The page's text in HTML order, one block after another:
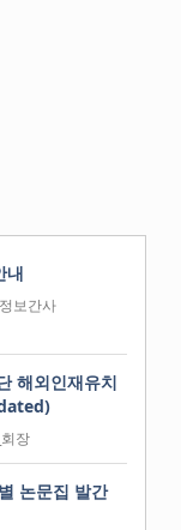
내
보간사
해외인재유치
장
논문집 발간